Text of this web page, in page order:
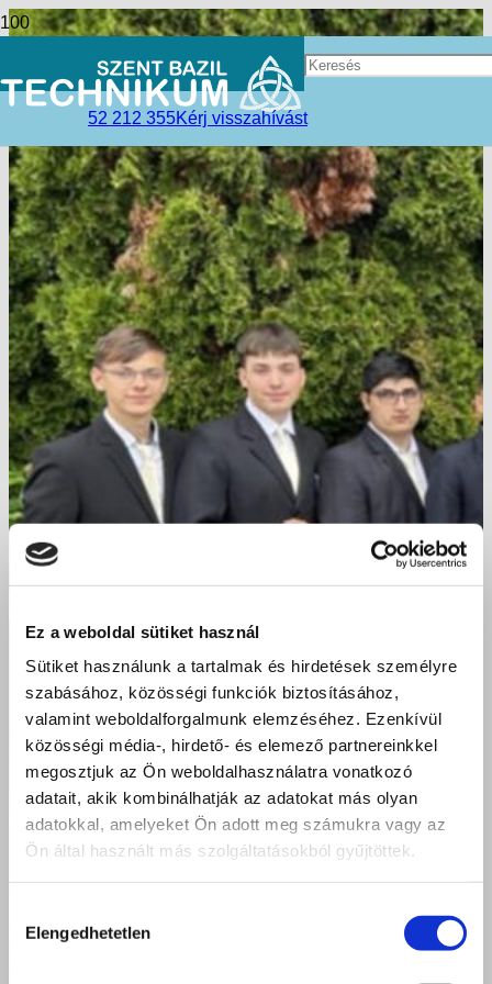
Ez a weboldal sütiket használ
Sütiket használunk a tartalmak és hirdetések személyre
szabásához, közösségi funkciók biztosításához,
valamint weboldalforgalmunk elemzéséhez. Ezenkívül
közösségi média-, hirdető- és elemező partnereinkkel
megosztjuk az Ön weboldalhasználatra vonatkozó
adatait, akik kombinálhatják az adatokat más olyan
adatokkal, amelyeket Ön adott meg számukra vagy az
Ön által használt más szolgáltatásokból gyűjtöttek.
kiválasztása
Elengedhetetlen
52 212 355Kérj visszahívást